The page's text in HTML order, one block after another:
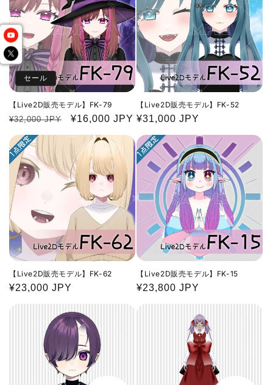
セール
【Live2D販売モデル】FK-79
通
価
格
¥32,000 JPY
セ
ル
価
格
¥16,000 JPY
【Live2D販売モデル】FK-52
通
価
格
¥31,000 JPY
【Live2D販売モデル】FK-62
通
¥23,000 JPY
【Live2D販売モデル】FK-15
通
¥23,800 JPY